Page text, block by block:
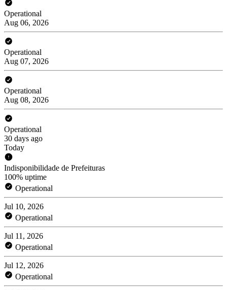
Operational
Aug 06, 2026
Operational
Aug 07, 2026
Operational
Aug 08, 2026
Operational
30 days ago
Today
Indisponibilidade de Prefeituras
100% uptime
Operational
Jul 10, 2026
Operational
Jul 11, 2026
Operational
Jul 12, 2026
Operational